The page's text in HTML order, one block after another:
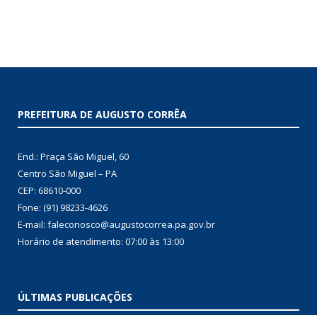
PREFEITURA DE AUGUSTO CORRÊA
End.: Praça São Miguel, 60
Centro São Miguel – PA
CEP: 68610-000
Fone: (91) 98233-4626
E-mail: faleconosco@augustocorrea.pa.gov.br
Horário de atendimento: 07:00 às 13:00
ÚLTIMAS PUBLICAÇÕES